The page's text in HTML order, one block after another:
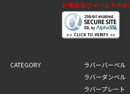
お電話及びメールでのお
CATEGORY
ラバーバーベル
ラバーダンベル
ラバープレート